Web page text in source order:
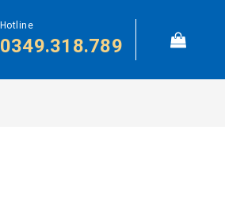
Hotline
0349.318.789